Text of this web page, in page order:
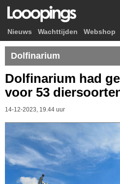
Nieuws Wachttijden Webshop
Dolfinarium
Dolfinarium had
voor 53
14-12-2023, 19.44 uur